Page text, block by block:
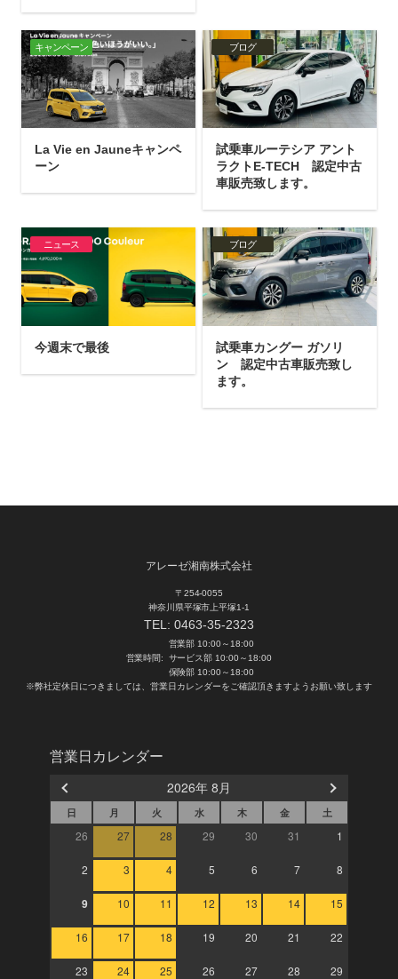
キャンペーン
La Vie en Jauneキャンペ
ーン
ブログ
試乗車ルーテシア アント
ラクトE-TECH 認定中古
車販売致します。
ニュース
今週末で最後
ブログ
試乗車カングー ガソリ
ン 認定中古車販売致し
ます。
アレーゼ湘南株式会社
〒254-0055
神奈川県平塚市上平塚1-1
TEL:0463-35-2323
営業時間:
営業部 10:00～18:00
サービス部 10:00～18:00
保険部 10:00～18:00
※弊社定休日につきましては、営業日カレンダーをご確認頂きますようお願い致します
営業日カレンダー
2026年 8月
日 月 火 水 木 金 土
26 27 28 29 30 31 1
2 3 4 5 6 7 8
9 10 11 12 13 14 15
16 17 18 19 20 21 22
23 24 25 26 27 28 29